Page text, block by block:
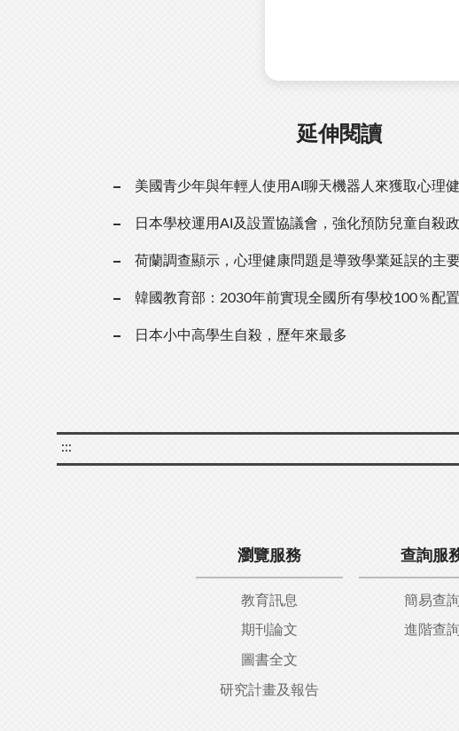
延伸閱讀
美國青少年與年輕人使用AI聊天機器人來獲取心理
日本學校運用AI及設置協議會，強化預防兒童自殺
荷蘭調查顯示，心理健康問題是導致學業延誤的主
韓國教育部：2030年前實現全國所有學校100％配
日本小中高學生自殺，歷年來最多
:::
瀏覽服務
教育訊息
期刊論文
圖書全文
研究計畫及報告
查詢服
簡易查詢
進階查詢